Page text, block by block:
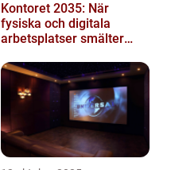
Kontoret 2035: När
fysiska och digitala
arbetsplatser smälter